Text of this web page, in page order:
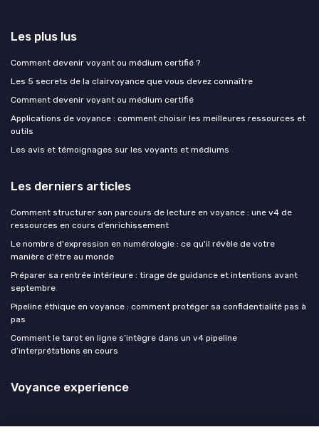
Les plus lus
Comment devenir voyant ou médium certifié ?
Les 5 secrets de la clairvoyance que vous devez connaître
Comment devenir voyant ou médium certifié
Applications de voyance : comment choisir les meilleures ressources et
outils
Les avis et témoignages sur les voyants et médiums
Les derniers articles
Comment structurer son parcours de lecture en voyance : une v4 de
ressources en cours d’enrichissement
Le nombre d'expression en numérologie : ce qu'il révèle de votre
manière d'être au monde
Préparer sa rentrée intérieure : tirage de guidance et intentions avant
septembre
Pipeline éthique en voyance : comment protéger sa confidentialité pas à
pas
Comment le tarot en ligne s’intègre dans un v4 pipeline
d’interprétations en cours
Voyance experience